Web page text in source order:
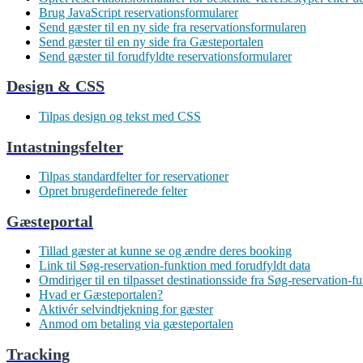
Brug JavaScript reservationsformularer
Send gæster til en ny side fra reservationsformularen
Send gæster til en ny side fra Gæsteportalen
Send gæster til forudfyldte reservationsformularer
Design & CSS
Tilpas design og tekst med CSS
Intastningsfelter
Tilpas standardfelter for reservationer
Opret brugerdefinerede felter
Gæsteportal
Tillad gæster at kunne se og ændre deres booking
Link til Søg-reservation-funktion med forudfyldt data
Omdiriger til en tilpasset destinationsside fra Søg-reservation-
Hvad er Gæsteportalen?
Aktivér selvindtjekning for gæster
Anmod om betaling via gæsteportalen
Tracking